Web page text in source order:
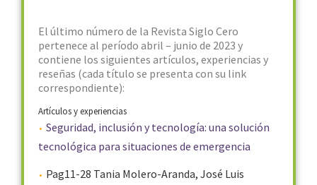
El último número de la Revista Siglo Cero
pertenece al período abril – junio de 2023 y
contiene los siguientes artículos, experiencias y
reseñas (cada título se presenta con su link
correspondiente):
Artículos y experiencias
Seguridad, inclusión y tecnología: una solución
tecnológica para situaciones de emergencia
Pag11-28 Tania Molero-Aranda, José Luis